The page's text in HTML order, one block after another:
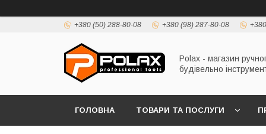
+380 (50) 288-80-08 +380 (98) 287-80-08
Polax - магазин
будівельно
ГОЛОВНА ТОВАРИ ТА ПОСЛУГИ